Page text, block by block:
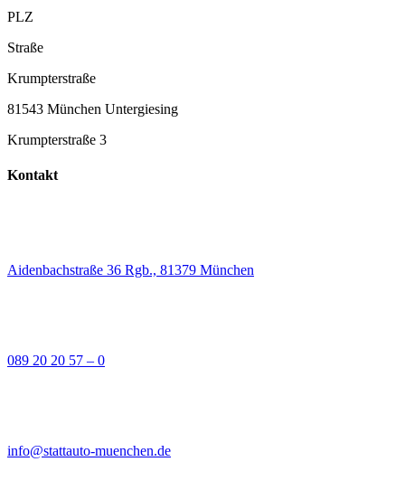
PLZ
Straße
Krumpterstraße
81543 München Untergiesing
Krumpterstraße 3
Kontakt
Aidenbachstraße 36 Rgb., 81379 München
089 20 20 57 – 0
info@stattauto-muenchen.de